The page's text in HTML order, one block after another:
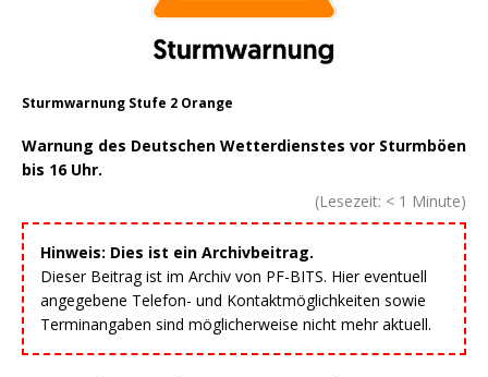
Sturmwarnung Stufe 2 Orange
Warnung des Deutschen Wetterdienstes vor Sturmböen
bis 16 Uhr.
(Lesezeit: < 1 Minute)
Hinweis: Dies ist ein Archivbeitrag.
Dieser Beitrag ist im Archiv von PF-BITS. Hier eventuell
angegebene Telefon- und Kontaktmöglichkeiten sowie
Terminangaben sind möglicherweise nicht mehr aktuell.